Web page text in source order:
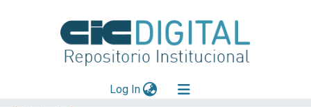
Log In(current)